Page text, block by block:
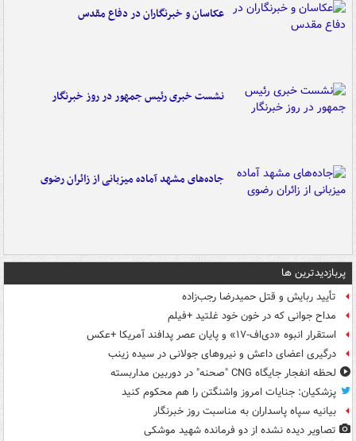
عکاسان و خبرنگاران در دفاع مقدس
نشست خبری رئیس جمهور در روز خبرنگار
جاده‌های مشهد آماده میزبانی از زائران رضوی
پربازدیدترین ها
تأیید ربایش و قتل حمیدرضا رجب‌زاده
مداح جوانی که در خون خود غلتید +فیلم
استقرار انبوه «دی‌اف‑۱۷» و پایان عصر پدافند آمریکا +عکس
درگیری اعضای داعش و نیروهای جولانی در سیده زینب
لحظه انفجار جایگاه CNG "صحنه" در دوربین مداربسته
پزشکیان: جنایات امروز واشنگتن را هم محکوم کنید
بیانیه سپاه پاسداران به مناسبت روز خبرنگار
تصاویر دیده‌ نشده از دو فرمانده شهید موشکی